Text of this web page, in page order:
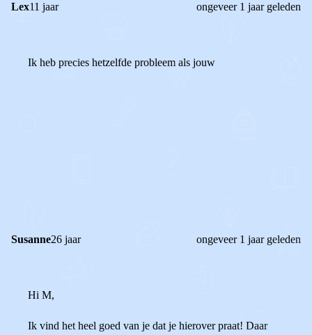
Lex11 jaar ongeveer 1 jaar geleden
Ik heb precies hetzelfde probleem als jouw
Susanne26 jaar ongeveer 1 jaar geleden
Hi M,
Ik vind het heel goed van je dat je hierover praat! Daar